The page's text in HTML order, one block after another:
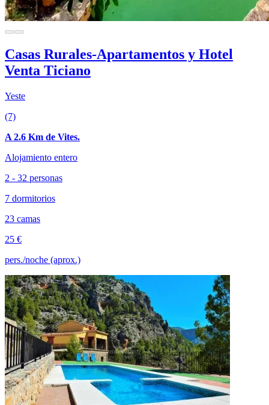
Casas Rurales-Apartamentos y Hotel
Venta Ticiano
Yeste
(7)
A 2.6 Km de Vites.
Alojamiento entero
2 - 32 personas
7 dormitorios
23 camas
25 €
pers./noche (aprox.)